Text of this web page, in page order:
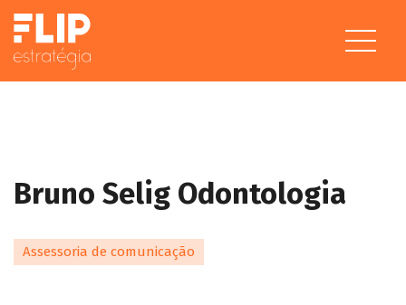
Bruno Selig Odontologia
Assessoria de comunicação